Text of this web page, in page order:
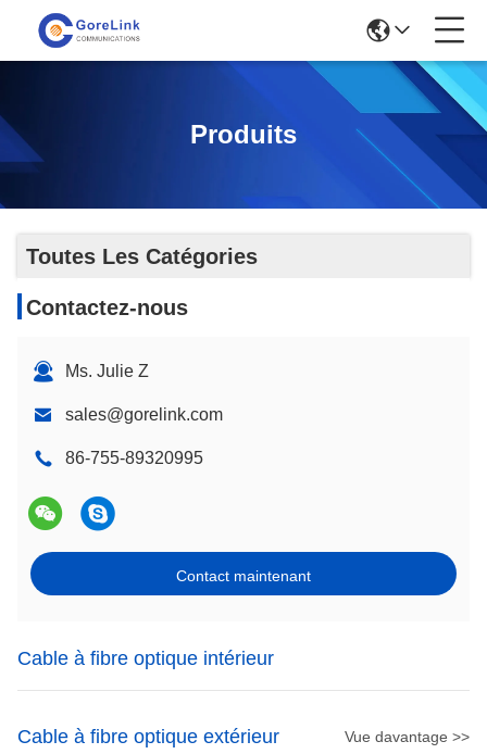
Produits
Toutes Les Catégories
Contactez-nous
Ms. Julie Z
sales@gorelink.com
86-755-89320995
Contact maintenant
Cable à fibre optique intérieur
Cable à fibre optique extérieur Vue davantage >>